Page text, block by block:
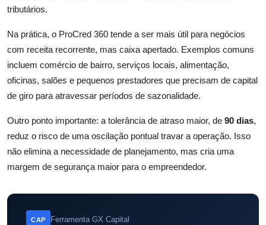
tributários.
Na prática, o ProCred 360 tende a ser mais útil para negócios
com receita recorrente, mas caixa apertado. Exemplos comuns
incluem comércio de bairro, serviços locais, alimentação,
oficinas, salões e pequenos prestadores que precisam de capital
de giro para atravessar períodos de sazonalidade.
Outro ponto importante: a tolerância de atraso maior, de 90 dias,
reduz o risco de uma oscilação pontual travar a operação. Isso
não elimina a necessidade de planejamento, mas cria uma
margem de segurança maior para o empreendedor.
CAP Ferramenta GX Capital